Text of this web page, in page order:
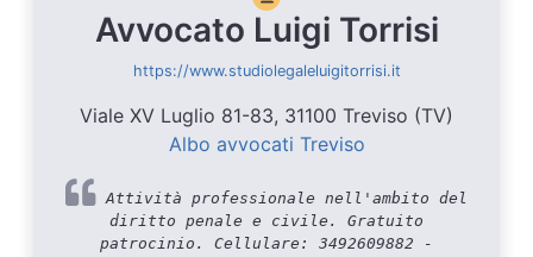
Avvocato Luigi Torrisi
https://www.studiolegaleluigitorrisi.it
Viale XV Luglio 81-83, 31100 Treviso (TV)
Albo avvocati Treviso
Attività professionale nell'ambito del
diritto penale e civile. Gratuito
patrocinio. Cellulare: 3492609882 -